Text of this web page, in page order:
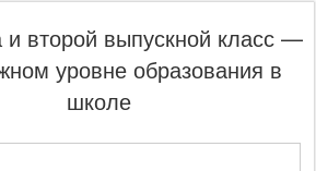
и второй выпускной класс —
уровне образования в
школе